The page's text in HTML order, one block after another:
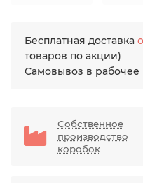
Бесплатная доставка
товаров по акции)
Самовывоз в рабочее
Собственное
производство
коробок